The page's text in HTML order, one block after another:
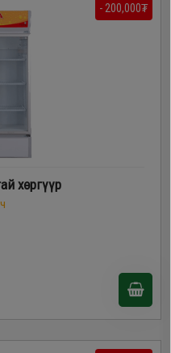
- 200,000₮
хөргүүр